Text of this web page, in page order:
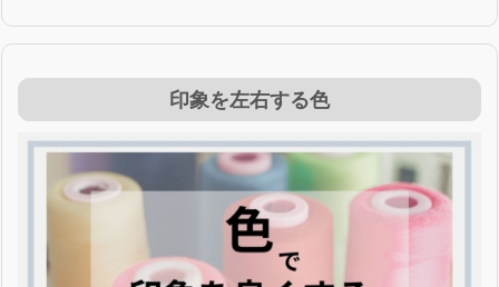
印象を左右する色